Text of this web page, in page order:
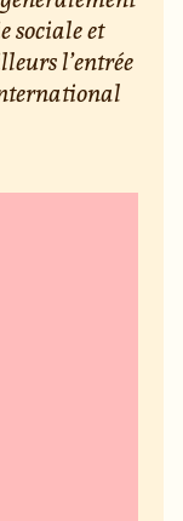
sociale et
l’entrée